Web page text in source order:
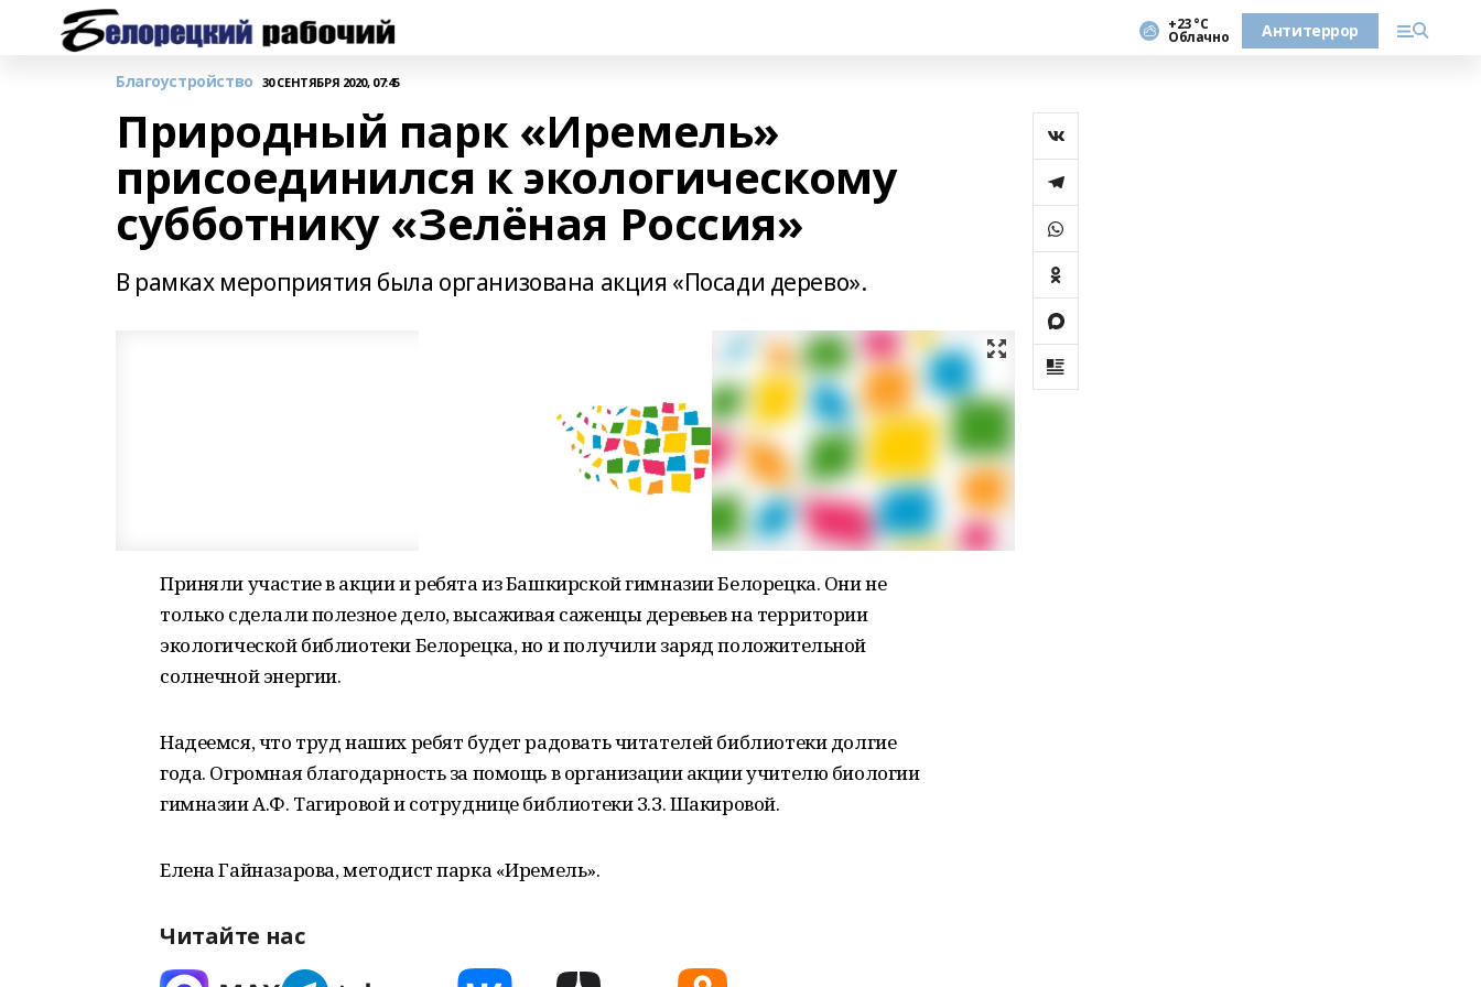
+23 °С
Облачно Антитеррор
Благоустройство 30 СЕНТЯБРЯ 2020, 07:45
Природный парк «Иремель»
присоединился к экологическому
субботнику «Зелёная Россия»
В рамках мероприятия была организована акция «Посади дерево».
Приняли участие в акции и ребята из Башкирской гимназии Белорецка. Они не
только сделали полезное дело, высаживая саженцы деревьев на территории
экологической библиотеки Белорецка, но и получили заряд положительной
солнечной энергии.
Надеемся, что труд наших ребят будет радовать читателей библиотеки долгие
года. Огромная благодарность за помощь в организации акции учителю биологии
гимназии А.Ф. Тагировой и сотруднице библиотеки З.З. Шакировой.
Елена Гайназарова, методист парка «Иремель».
Читайте нас